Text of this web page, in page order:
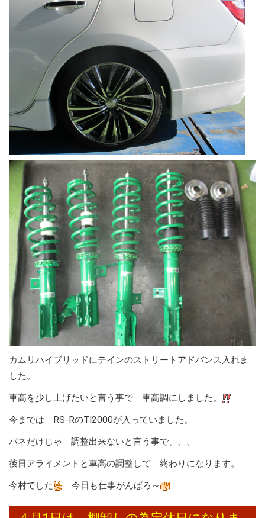
カムリハイブリッドにテインのストリートアドバンス入れま
した。
車高を少し上げたいと言う事で 車高調にしました。
今までは RS-RのTI2000が入っていました。
バネだけじゃ 調整出来ないと言う事で、、、
後日アライメントと車高の調整して 終わりになります。
今村でした 今日も仕事がんばろ～